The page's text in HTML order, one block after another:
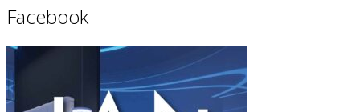
Facebook